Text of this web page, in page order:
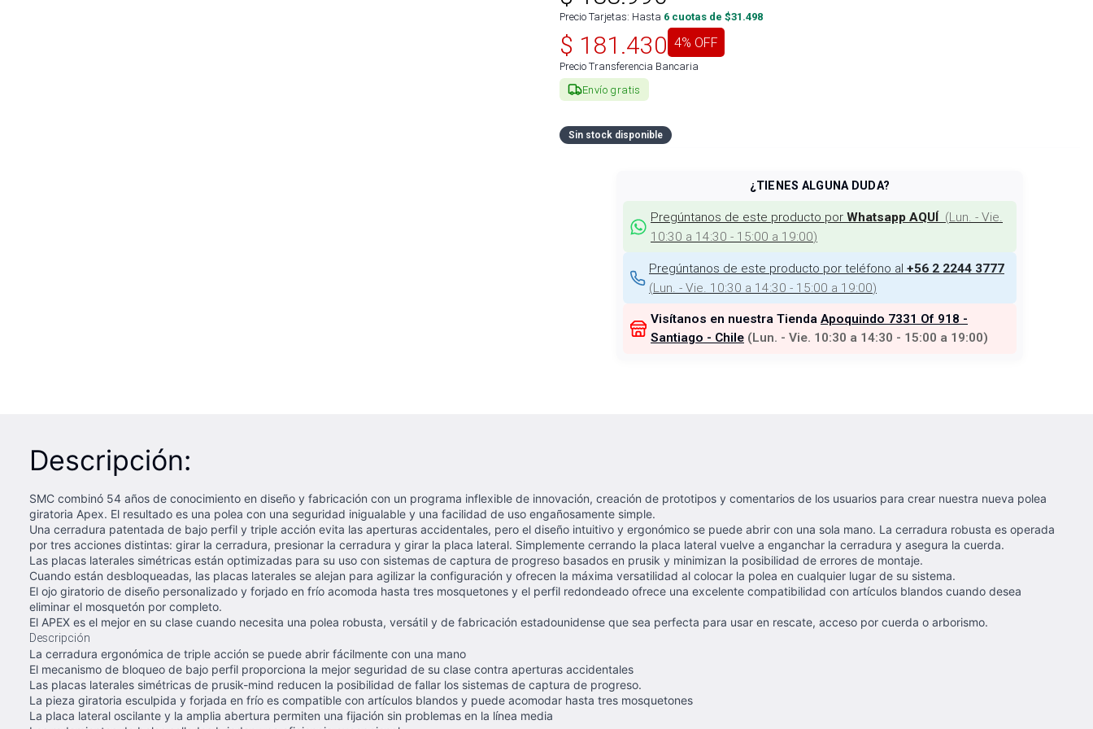
Precio Tarjetas: Hasta 6 cuotas de $31.498
$ 181.430 4% OFF
Precio Transferencia Bancaria
Envío gratis
Sin stock disponible
¿TIENES ALGUNA DUDA?
Pregúntanos de este producto por Whatsapp AQUÍ (Lun. - Vie.
10:30 a 14:30 - 15:00 a 19:00)
Pregúntanos de este producto por teléfono al +56 2 2244 3777
(Lun. - Vie. 10:30 a 14:30 - 15:00 a 19:00)
Visítanos en nuestra Tienda Apoquindo 7331 Of 918 -
Santiago - Chile (Lun. - Vie. 10:30 a 14:30 - 15:00 a 19:00)
Descripción:
SMC combinó 54 años de conocimiento en diseño y fabricación con un programa inflexible de innovación, creación de prototipos y comentarios de los usuarios para crear nuestra nueva polea
giratoria Apex. El resultado es una polea con una seguridad inigualable y una facilidad de uso engañosamente simple.
Una cerradura patentada de bajo perfil y triple acción evita las aperturas accidentales, pero el diseño intuitivo y ergonómico se puede abrir con una sola mano. La cerradura robusta es operada
por tres acciones distintas: girar la cerradura, presionar la cerradura y girar la placa lateral. Simplemente cerrando la placa lateral vuelve a enganchar la cerradura y asegura la cuerda.
Las placas laterales simétricas están optimizadas para su uso con sistemas de captura de progreso basados ​​en prusik y minimizan la posibilidad de errores de montaje.
Cuando están desbloqueadas, las placas laterales se alejan para agilizar la configuración y ofrecen la máxima versatilidad al colocar la polea en cualquier lugar de su sistema.
El ojo giratorio de diseño personalizado y forjado en frío acomoda hasta tres mosquetones y el perfil redondeado ofrece una excelente compatibilidad con artículos blandos cuando desea
eliminar el mosquetón por completo.
El APEX es el mejor en su clase cuando necesita una polea robusta, versátil y de fabricación estadounidense que sea perfecta para usar en rescate, acceso por cuerda o arborismo.
Descripción
La cerradura ergonómica de triple acción se puede abrir fácilmente con una mano
El mecanismo de bloqueo de bajo perfil proporciona la mejor seguridad de su clase contra aperturas accidentales
Las placas laterales simétricas de prusik-mind reducen la posibilidad de fallar los sistemas de captura de progreso.
La pieza giratoria esculpida y forjada en frío es compatible con artículos blandos y puede acomodar hasta tres mosquetones
La placa lateral oscilante y la amplia abertura permiten una fijación sin problemas en la línea media